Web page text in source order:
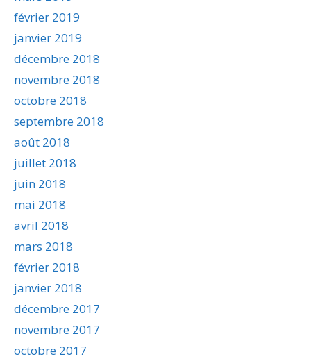
février 2019
janvier 2019
décembre 2018
novembre 2018
octobre 2018
septembre 2018
août 2018
juillet 2018
juin 2018
mai 2018
avril 2018
mars 2018
février 2018
janvier 2018
décembre 2017
novembre 2017
octobre 2017